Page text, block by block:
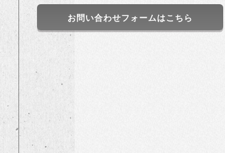
お問い合わせフォームはこちら